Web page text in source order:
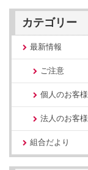
カテゴリー
最新情報
ご注意
個人のお客様
法人のお客様
組合だより